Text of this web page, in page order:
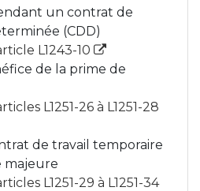
un contrat de
(CDD)
L1243-10
de la prime de
L1251-26 à L1251-28
de travail temporaire
majeure
L1251-29 à L1251-34